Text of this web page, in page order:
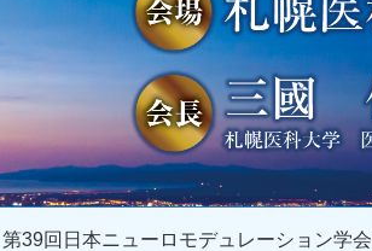
第39回日本ニューロモデュレーション学